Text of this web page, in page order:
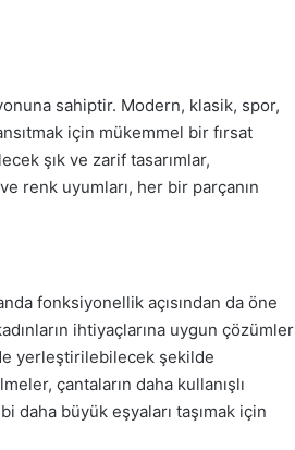
sahiptir. Modern, klasik, spor,
için mükemmel bir fırsat
şık ve zarif tasarımlar,
renk uyumları, her bir parçanın
fonksiyonellik açısından da öne
ihtiyaçlarına uygun çözümler
yerleştirilebilecek şekilde
çantaların daha kullanışlı
daha büyük eşyaları taşımak için